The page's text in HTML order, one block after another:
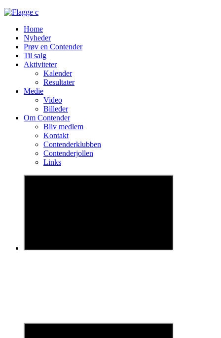
Home
Nyheder
Prøv en Contender
Til salg
Aktiviteter
Kalender
Resultater
Medie
Video
Billeder
Om Contender
Bliv medlem
Kontakt
Contenderklubben
Contenderjollen
Links